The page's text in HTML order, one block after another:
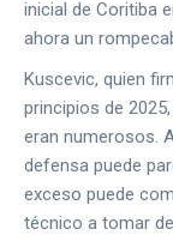
inicial de Coritiba
ahora un
Kuscevic, quien
principios de
eran numerosos.
defensa puede
exceso puede
técnico a tomar